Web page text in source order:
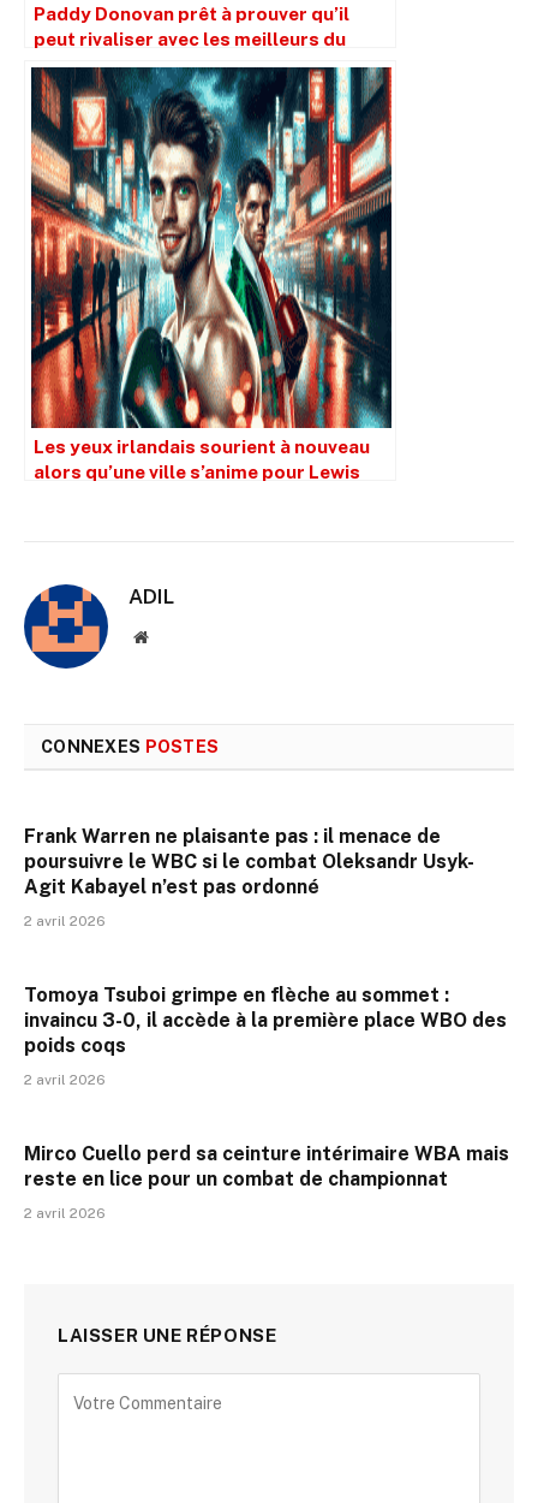
Paddy Donovan prêt à prouver qu’il
peut rivaliser avec les meilleurs du
monde dans la catégorie des 147 lbs.
Les yeux irlandais sourient à nouveau
alors qu’une ville s’anime pour Lewis
ADIL
Site
CONNEXES POSTES
Frank Warren ne plaisante pas : il menace de
poursuivre le WBC si le combat Oleksandr Usyk-
Agit Kabayel n’est pas ordonné
2 avril 2026
Tomoya Tsuboi grimpe en flèche au sommet :
invaincu 3-0, il accède à la première place WBO des
poids coqs
2 avril 2026
Mirco Cuello perd sa ceinture intérimaire WBA mais
reste en lice pour un combat de championnat
2 avril 2026
LAISSER UNE RÉPONSE